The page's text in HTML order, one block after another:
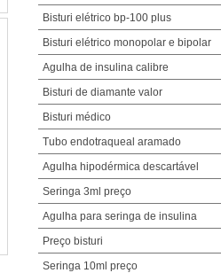
Bisturi elétrico bp-100 plus
Bisturi elétrico monopolar e bipolar
Agulha de insulina calibre
Bisturi de diamante valor
Bisturi médico
Tubo endotraqueal aramado
Agulha hipodérmica descartável
Seringa 3ml preço
Agulha para seringa de insulina
Preço bisturi
Seringa 10ml preço